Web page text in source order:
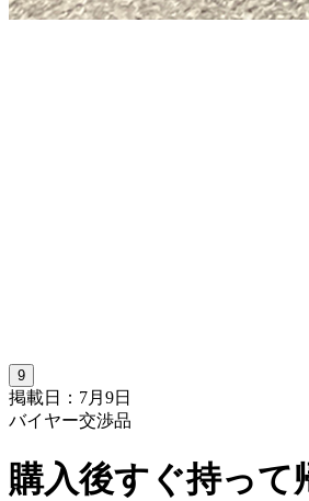
9
掲載日：7月9日
バイヤー交渉品
購入後すぐ持って